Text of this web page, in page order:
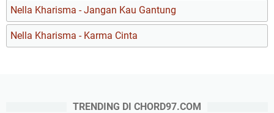
Nella Kharisma - Jangan Kau Gantung
Nella Kharisma - Karma Cinta
TRENDING DI CHORD97.COM